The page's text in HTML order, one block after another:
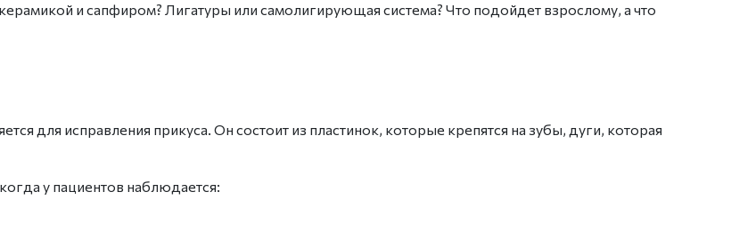
и сапфиром? Лигатуры или самолигирующая система? Что подойдет взрослому, а что
для исправления прикуса. Он состоит из пластинок, которые крепятся на зубы, дуги, которая
у пациентов наблюдается: